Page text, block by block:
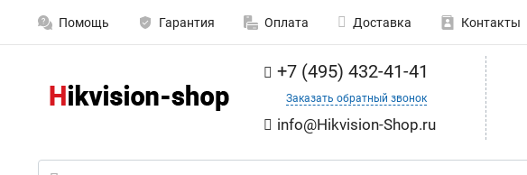
Помощь Гарантия Оплата Доставка Контакты
+7 (495) 432-41-41
Заказать обратный звонок
info@Hikvision-Shop.ru